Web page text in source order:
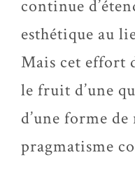
continue
esthétique au
Mais cet effort
le fruit d’une
d’une forme
pragmatisme